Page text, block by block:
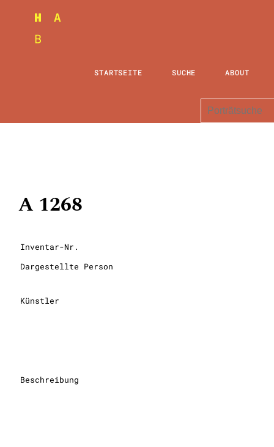
STARTSEITE SUCHE ABOUT
A 1268
Inventar-Nr.
Dargestellte Person
Künstler
Beschreibung